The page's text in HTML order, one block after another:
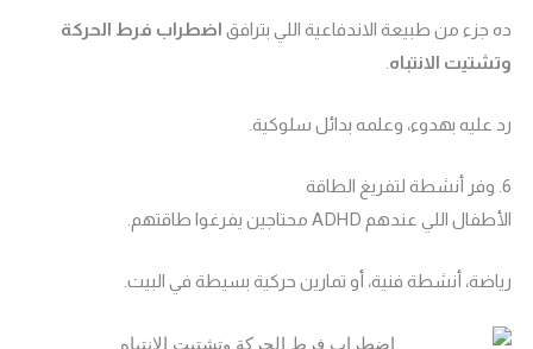
ده جزء من طبيعة الاندفاعية اللي بترافق اضطراب فرط الحركة
وتشتيت الانتباه.
رد عليه بهدوء، وعلمه بدائل سلوكية.
6. وفر أنشطة لتفريغ الطاقة
الأطفال اللي عندهم ADHD محتاجين يفرغوا طاقتهم.
رياضة، أنشطة فنية، أو تمارين حركية بسيطة في البيت.